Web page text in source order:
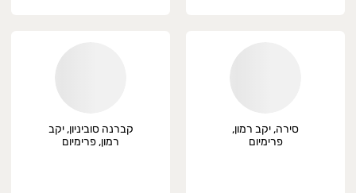
סירה, יקב רמון,
פרימיום
קברנה סוביניון, יקב
רמון, פרימיום